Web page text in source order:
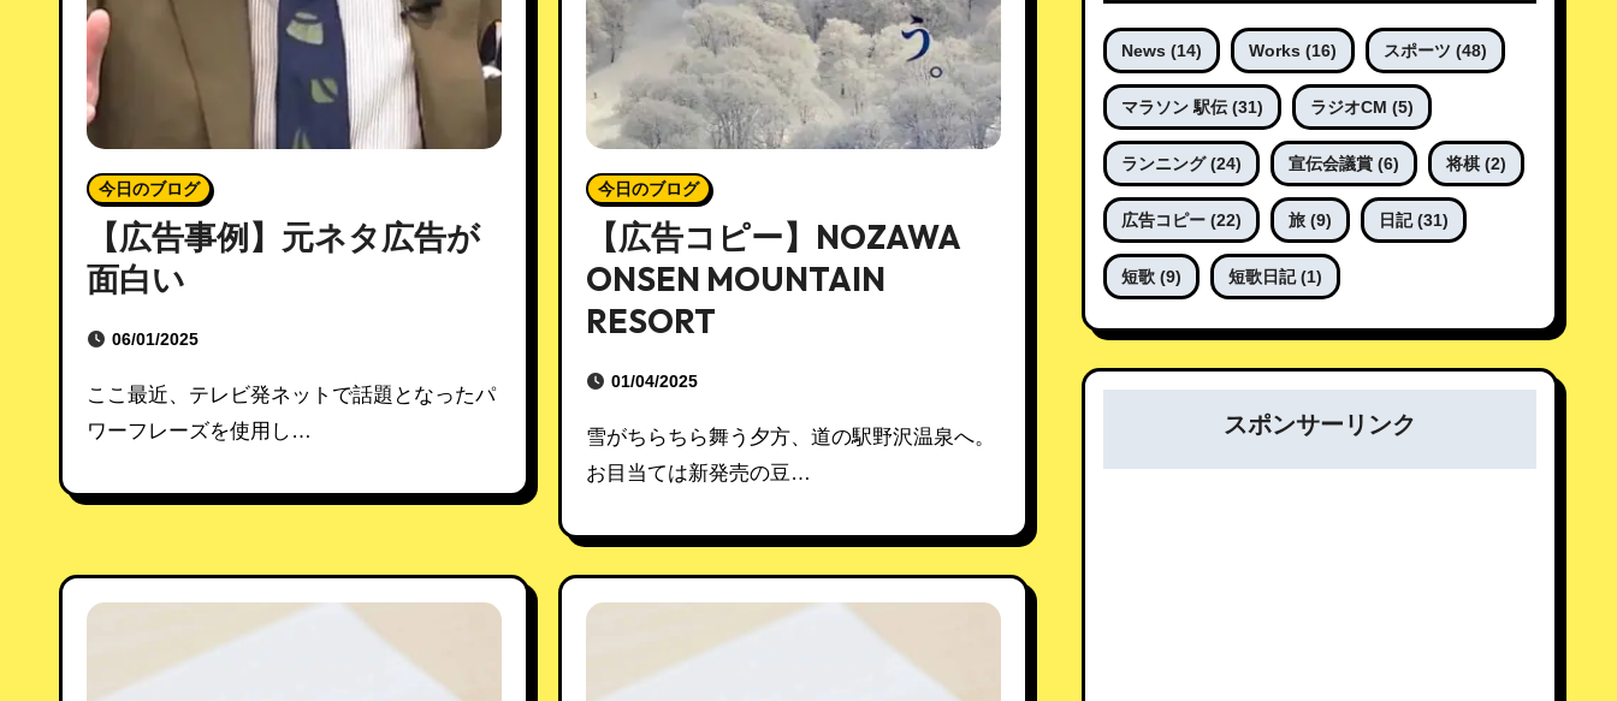
今日のブログ
【広告事例】元ネタ広告が
面白い
06/01/2025
ここ最近、テレビ発ネットで話題となったパ
ワーフレーズを使用し…
今日のブログ
【広告コピー】NOZAWA
ONSEN MOUNTAIN
RESORT
01/04/2025
雪がちらちら舞う夕方、道の駅野沢温泉へ。
お目当ては新発売の豆…
News (14) Works (16) スポーツ (48)
マラソン 駅伝 (31) ラジオCM (5)
ランニング(24) 宣伝会議賞 (6) 将棋(2)
広告コピー (22) 旅 (9) 日記(31)
短歌 (9) 短歌日記(1)
スポンサーリンク